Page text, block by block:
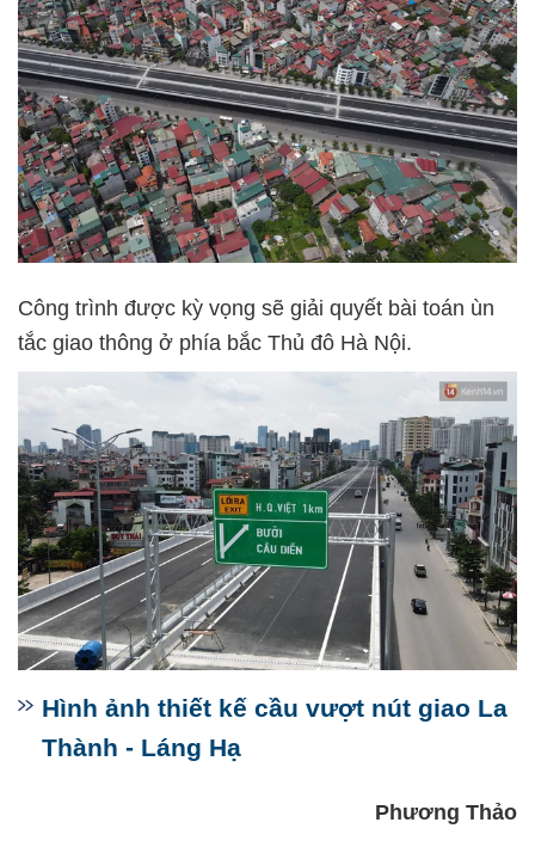
Công trình được kỳ vọng sẽ giải quyết bài toán ùn
tắc giao thông ở phía bắc Thủ đô Hà Nội.
Hình ảnh thiết kế cầu vượt nút giao La
Thành - Láng Hạ
Phương Thảo